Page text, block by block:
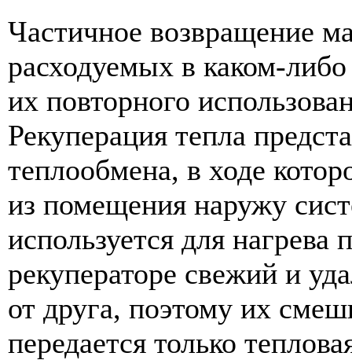
Частичное возвращение
расходуемых в каком-
их повторного
Рекуперация тепла
теплообмена, в ходе
из помещения наружу
используется для
рекуператоре свежий и
от друга, поэтому их
передается только